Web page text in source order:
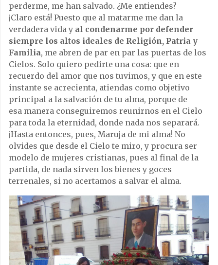
perderme, me han salvado. ¿Me entiendes?
¡Claro está! Puesto que al matarme me dan la
verdadera vida y al condenarme por defender
siempre los altos ideales de Religión, Patria y
Familia, me abren de par en par las puertas de los
Cielos. Solo quiero pedirte una cosa: que en
recuerdo del amor que nos tuvimos, y que en este
instante se acrecienta, atiendas como objetivo
principal a la salvación de tu alma, porque de
esa manera conseguiremos reunirnos en el Cielo
para toda la eternidad, donde nada nos separará.
¡Hasta entonces, pues, Maruja de mi alma! No
olvides que desde el Cielo te miro, y procura ser
modelo de mujeres cristianas, pues al final de la
partida, de nada sirven los bienes y goces
terrenales, si no acertamos a salvar el alma.